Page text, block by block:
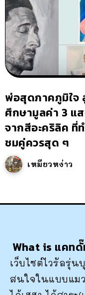
พ่อสุดภาคภูมิใจ
ศึกษามูลค่า 3 แ
จากสีอะคริลิค ที่
ชมคู่ควรสุด ๆ
เหมียวหง่าว
What is แคท
เว็บไซต์ไวรัลรุ่น
สนใจในแบบแม